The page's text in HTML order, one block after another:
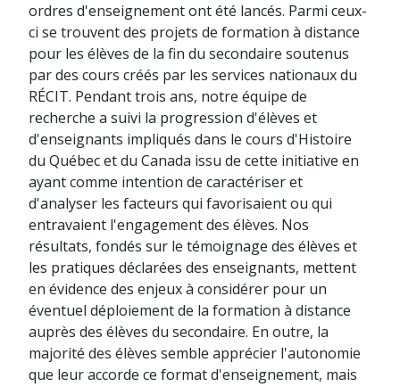
ordres d'enseignement ont été lancés. Parmi ceux-
ci se trouvent des projets de formation à distance
pour les élèves de la fin du secondaire soutenus
par des cours créés par les services nationaux du
RÉCIT. Pendant trois ans, notre équipe de
recherche a suivi la progression d'élèves et
d'enseignants impliqués dans le cours d'Histoire
du Québec et du Canada issu de cette initiative en
ayant comme intention de caractériser et
d'analyser les facteurs qui favorisaient ou qui
entravaient l'engagement des élèves. Nos
résultats, fondés sur le témoignage des élèves et
les pratiques déclarées des enseignants, mettent
en évidence des enjeux à considérer pour un
éventuel déploiement de la formation à distance
auprès des élèves du secondaire. En outre, la
majorité des élèves semble apprécier l'autonomie
que leur accorde ce format d'enseignement, mais